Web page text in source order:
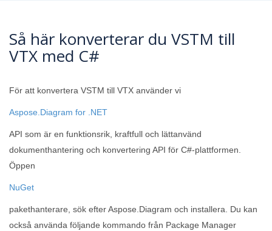
Så här konverterar du VSTM till
VTX med C#
För att konvertera VSTM till VTX använder vi
Aspose.Diagram for .NET
API som är en funktionsrik, kraftfull och lättanvänd
dokumenthantering och konvertering API för C#-plattformen.
Öppen
NuGet
pakethanterare, sök efter Aspose.Diagram och installera. Du kan
också använda följande kommando från Package Manager